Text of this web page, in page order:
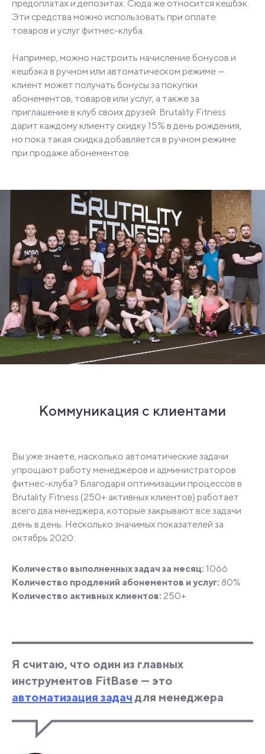
предоплатах и депозитах. Сюда же относится кешбэк.
Эти средства можно использовать при оплате
товаров и услуг фитнес-клуба.
Например, можно настроить начисление бонусов и
кешбэка в ручном или автоматическом режиме —
клиент может получать бонусы за покупки
абонементов, товаров или услуг, а также за
приглашение в клуб своих друзей. Brutality Fitness
дарит каждому клиенту скидку 15% в день рождения,
но пока такая скидка добавляется в ручном режиме
при продаже абонементов.
Коммуникация с клиентами
Вы уже знаете, насколько автоматические задачи
упрощают работу менеджеров и администраторов
фитнес-клуба? Благодаря оптимизации процессов в
Brutality Fitness (250+ активных клиентов) работает
всего два менеджера, которые закрывают все задачи
день в день. Несколько значимых показателей за
октябрь 2020:
Количество выполненных задач за месяц: 1066
Количество продлений абонементов и услуг: 80%
Количество активных клиентов: 250+
Я считаю, что один из главных
инструментов FitBase — это
автоматизация задач для менеджера